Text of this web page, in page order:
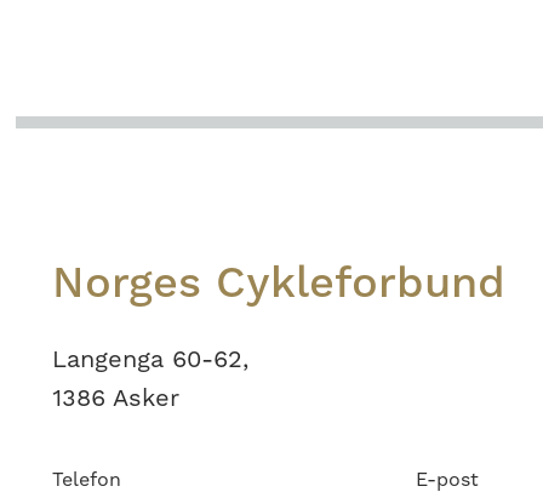
Norges Cykleforbund
Langenga 60-62,
1386 Asker
Telefon E-post